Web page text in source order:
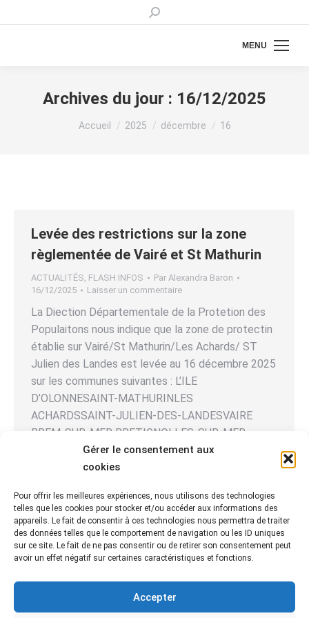
Gérer le consentement aux
cookies
Pour offrir les meilleures expériences, nous utilisons des technologies
telles que les cookies pour stocker et/ou accéder aux informations des
appareils. Le fait de consentir à ces technologies nous permettra de traiter
des données telles que le comportement de navigation ou les ID uniques
sur ce site. Le fait de ne pas consentir ou de retirer son consentement peut
avoir un effet négatif sur certaines caractéristiques et fonctions.
Accepter
Recherche
MENU
Archives du jour : 16/12/2025
Vous êtes ici :
Accueil 2025 décembre 16
Levée des restrictions sur la zone
règlementée de Vairé et St Mathurin
ACTUALITÉS, FLASH INFOS Par Alexandra Baron
16/12/2025
Laisser un commentaire
La Diection Départementale de la Protetion des
Populaitons nous indique que la zone de protectin
établie sur Vairé/St Mathurin/Les Achards/ ST
Julien des Landes est levée au 16 décembre 2025
sur les communes suivantes : L’ILE
D’OLONNESAINT-MATHURINLES
ACHARDSSAINT-JULIEN-DES-LANDESVAIRE
BREM-SUR-MER BRETIGNOLLES-SUR-MER
GIVRAND GROSBREUIL L’AIGUILLON-SUR-VIE LA
CHAIZE-GIRAUD LANDEVIEILLE LE GIROUARD
DE-VIE SAINTE-FLAIVE-DES-LOUPS SAINTE-FOY
TALMONT-SAINT-HILAIRE…